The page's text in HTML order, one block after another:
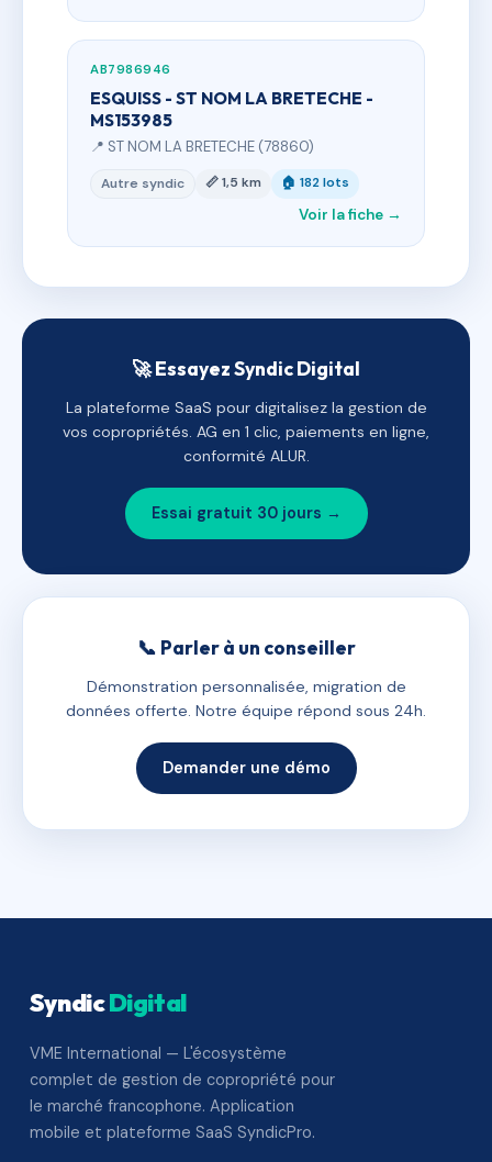
AB7986946
ESQUISS - ST NOM LA BRETECHE -
MS153985
📍 ST NOM LA BRETECHE (78860)
Autre syndic 📏 1,5 km 🏠 182 lots
Voir la fiche →
🚀 Essayez Syndic Digital
La plateforme SaaS pour digitalisez la gestion de
vos copropriétés. AG en 1 clic, paiements en ligne,
conformité ALUR.
Essai gratuit 30 jours →
📞 Parler à un conseiller
Démonstration personnalisée, migration de
données offerte. Notre équipe répond sous 24h.
Demander une démo
SyndicDigital
VME International — L'écosystème
complet de gestion de copropriété pour
le marché francophone. Application
mobile et plateforme SaaS SyndicPro.